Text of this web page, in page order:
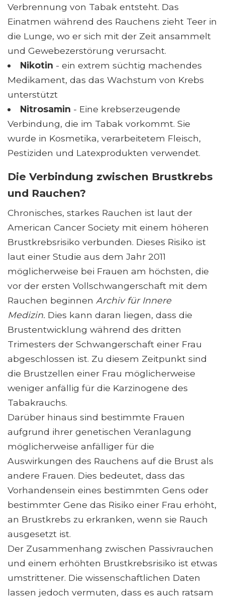
Verbrennung von Tabak entsteht. Das
Einatmen während des Rauchens zieht Teer in
die Lunge, wo er sich mit der Zeit ansammelt
und Gewebezerstörung verursacht.
Nikotin - ein extrem süchtig machendes
Medikament, das das Wachstum von Krebs
unterstützt
Nitrosamin - Eine krebserzeugende
Verbindung, die im Tabak vorkommt. Sie
wurde in Kosmetika, verarbeitetem Fleisch,
Pestiziden und Latexprodukten verwendet.
Die Verbindung zwischen Brustkrebs
und Rauchen?
Chronisches, starkes Rauchen ist laut der
American Cancer Society mit einem höheren
Brustkrebsrisiko verbunden. Dieses Risiko ist
laut einer Studie aus dem Jahr 2011
möglicherweise bei Frauen am höchsten, die
vor der ersten Vollschwangerschaft mit dem
Rauchen beginnen Archiv für Innere
Medizin. Dies kann daran liegen, dass die
Brustentwicklung während des dritten
Trimesters der Schwangerschaft einer Frau
abgeschlossen ist. Zu diesem Zeitpunkt sind
die Brustzellen einer Frau möglicherweise
weniger anfällig für die Karzinogene des
Tabakrauchs.
Darüber hinaus sind bestimmte Frauen
aufgrund ihrer genetischen Veranlagung
möglicherweise anfälliger für die
Auswirkungen des Rauchens auf die Brust als
andere Frauen. Dies bedeutet, dass das
Vorhandensein eines bestimmten Gens oder
bestimmter Gene das Risiko einer Frau erhöht,
an Brustkrebs zu erkranken, wenn sie Rauch
ausgesetzt ist.
Der Zusammenhang zwischen Passivrauchen
und einem erhöhten Brustkrebsrisiko ist etwas
umstrittener. Die wissenschaftlichen Daten
lassen jedoch vermuten, dass es auch ratsam